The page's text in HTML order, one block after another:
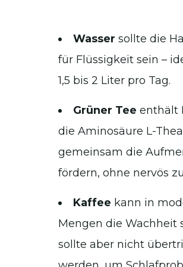
Wasser sollte die
für Flüssigkeit sein –
1,5 bis 2 Liter pro Tag.
Grüner Tee enthält
die Aminosäure L-
gemeinsam die
fördern, ohne nervös
Kaffee kann in
Mengen die Wachheit
sollte aber nicht